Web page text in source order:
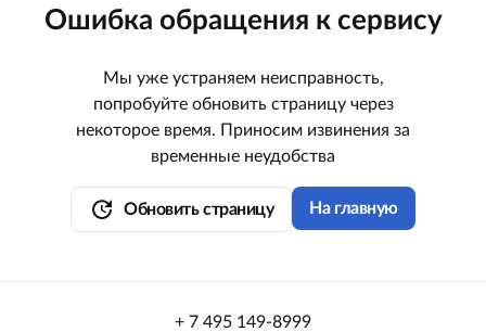
Ошибка обращения к сервису
Мы уже устраняем неисправность,
попробуйте обновить страницу через
некоторое время. Приносим извинения за
временные неудобства
update Обновить страницу На главную
+ 7 495 149-8999